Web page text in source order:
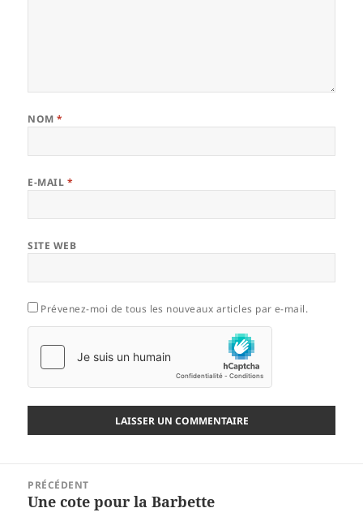
NOM*
E-MAIL *
SITE WEB
Prévenez-moi de tous les nouveaux articles par e-mail.
l’article
PRÉCÉDENT
Article
Une cote pour la Barbette